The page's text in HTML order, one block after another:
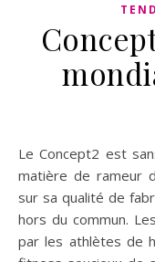
Le Concept2 est sans conteste la référence mondiale en
matière de rameur
sur sa qualité de
hors du commun.
par les athlètes de